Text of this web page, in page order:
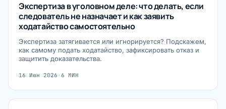
Экспертиза в уголовном деле: что делать, если
следователь не назначает и как заявить
ходатайство самостоятельно
Экспертиза затягивается или игнорируется? Подскажем,
как самому подать ходатайство, зафиксировать отказ и
защитить доказательства.
16 Июн 2026 · 6 МИН